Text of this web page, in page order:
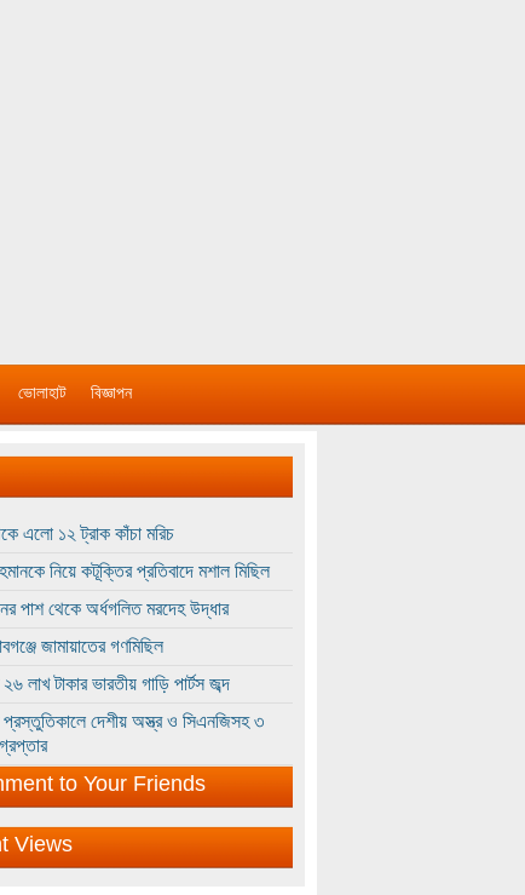
ভোলাহাট বিজ্ঞাপন
এলো ১২ ট্রাক কাঁচা মরিচ
নিয়ে কটূক্তির প্রতিবাদে মশাল মিছিল
পাশ থেকে অর্ধগলিত মরদেহ উদ্ধার
জামায়াতের গণমিছিল
লাখ টাকার ভারতীয় গাড়ি পার্টস জব্দ
প্রস্তুতিকালে দেশীয় অস্ত্র ও সিএনজিসহ ৩
to Your Friends
Views